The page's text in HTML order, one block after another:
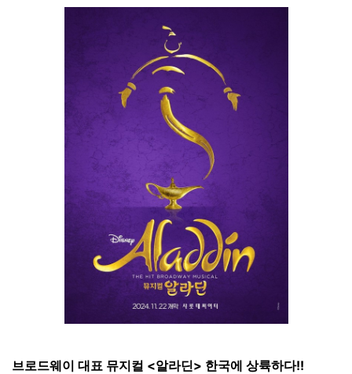
브로드웨이 대표 뮤지컬 <알라딘> 한국에 상륙하다!!